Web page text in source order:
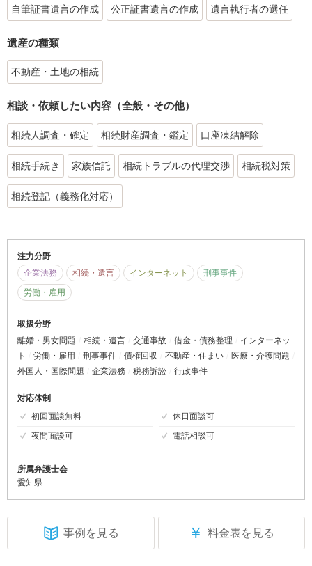
自筆証書遺言の作成 公正証書遺言の作成 遺言執行者の選任
遺産の種類
不動産・土地の相続
相談・依頼したい内容（全般・その他）
相続人調査・確定 相続財産調査・鑑定 口座凍結解除
相続手続き 家族信託 相続トラブルの代理交渉 相続税対策
相続登記（義務化対応）
注力分野
企業法務
相続・遺言 インターネット
刑事事件
労働・雇用
取扱分野
離婚・男女問題
相続・遺言 交通事故 借金・債務整理
インターネッ
ト
労働・雇用 刑事事件 債権回収 不動産・住まい
医療・介護問題
外国人・国際問題
企業法務 税務訴訟 行政事件
対応体制
初回面談無料
休日面談可
夜間面談可
電話相談可
所属弁護士会
愛知県
事例を見る ￥ 料金表を見る